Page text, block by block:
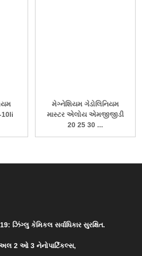
મેગ્નેશિયમ ગેડોલિનિયમ
માસ્ટર એલોય એમજીજીડી
20 25 30 ...
ઝિંગ્લુ કેમિકલ સર્વાધિકાર સુરક્ષિત.
2 ઓ 3 નેનોપાર્ટિકલ્સ,